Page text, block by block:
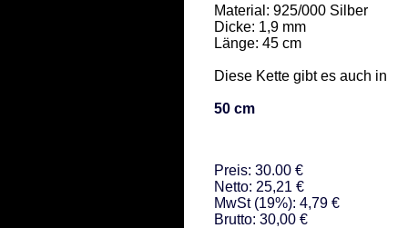
Material: 925/000 Silber
Dicke: 1,9 mm
Länge: 45 cm
Diese Kette gibt es auch in
50 cm
Preis: 30.00 €
Netto: 25,21 €
MwSt (19%): 4,79 €
Brutto: 30,00 €